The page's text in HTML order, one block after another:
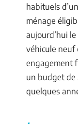
habituels
ménage
aujourd’hui
véhicule neuf
engagement
un budget
quelques